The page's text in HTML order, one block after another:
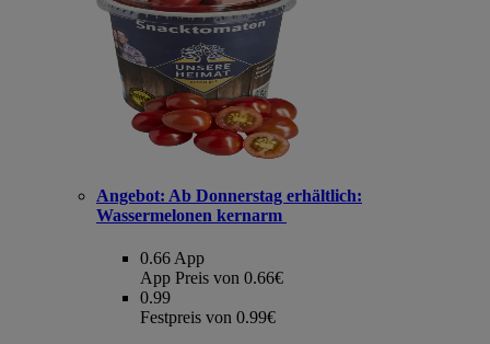
Angebot: Ab Donnerstag erhältlich:
Wassermelonen kernarm
0.66 App
App Preis von 0.66€
0.99
Festpreis von 0.99€